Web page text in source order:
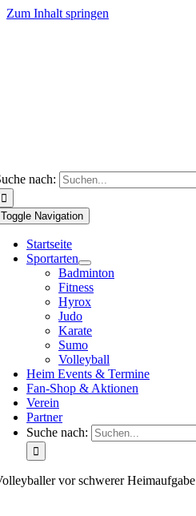
Zum Inhalt springen
nach:
Toggle Navigation
Startseite
Sportarten
Badminton
Fitness
Hyrox
Judo
Karate
Sumo
Volleyball
Heim Events & Termine
Fan-Shop & Aktionen
Verein
Partner
Suche nach:
vor schwerer Heimaufgabe